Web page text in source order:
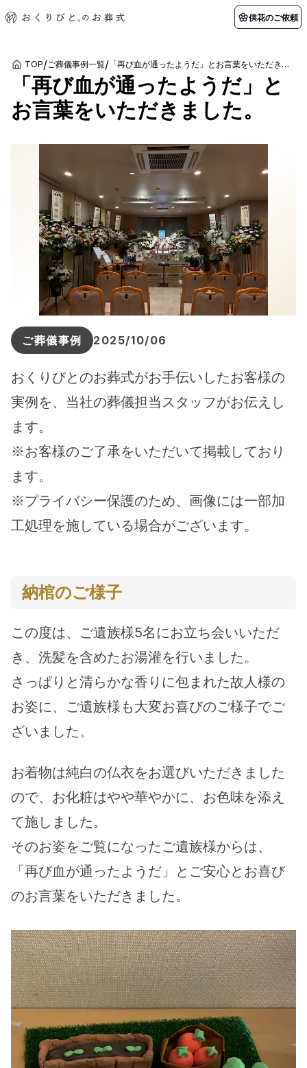
供花のご依頼
初めての方へ
初めての方へ 納棺の儀とは？
会社を知る
スタッフ一覧 採用情報
店舗用地募集
関東エリア
千葉県 神奈川県
北海道エリア
札幌市 函館市
お客様の声
ご葬儀事例 お客様の声
葬儀の知識
葬儀の知識 供花のご依頼
TOP/ご葬儀事例一覧/ 「再び血が通ったようだ」とお言葉をいただきました。
「再び血が通ったようだ」と
お言葉をいただきました。
ご葬儀事例 2025/10/06
おくりびとのお葬式がお手伝いしたお客様の
実例を、当社の葬儀担当スタッフがお伝えし
ます。
※お客様のご了承をいただいて掲載しており
ます。
※プライバシー保護のため、画像には一部加
工処理を施している場合がございます。
納棺のご様子
この度は、ご遺族様5名にお立ち会いいただ
き、洗髪を含めたお湯灌を行いました。
さっぱりと清らかな香りに包まれた故人様の
お姿に、ご遺族様も大変お喜びのご様子でご
ざいました。
お着物は純白の仏衣をお選びいただきました
ので、お化粧はやや華やかに、お色味を添え
て施しました。
そのお姿をご覧になったご遺族様からは、
「再び血が通ったようだ」とご安心とお喜び
のお言葉をいただきました。